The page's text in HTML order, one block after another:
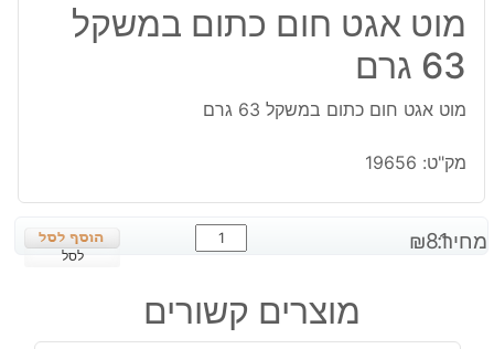
מוט אגט חום כתום במשקל
63 גרם
מוט אגט חום כתום במשקל 63 גרם
מק"ט: 19656
מחיר: ₪81
כמות
של
אגט
חום
לסל
מוצרים קשורים